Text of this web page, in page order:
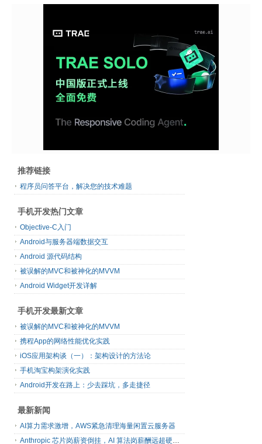
推荐链接
程序员问答平台，解决您的技术难题
手机开发热门文章
Objective-C入门
Android与服务器端数据交互
Android 源代码结构
被误解的MVC和被神化的MVVM
Android Widget开发详解
手机开发最新文章
被误解的MVC和被神化的MVVM
携程App的网络性能优化实践
iOS应用架构谈（一）：架构设计的方法论
手机淘宝构架演化实践
Android开发在路上：少去踩坑，多走捷径
最新新闻
AI算力需求激增，AWS紧急清理海量闲置云服务器
Anthropic 芯片岗薪资倒挂，AI 算法岗薪酬远超硬件工程师